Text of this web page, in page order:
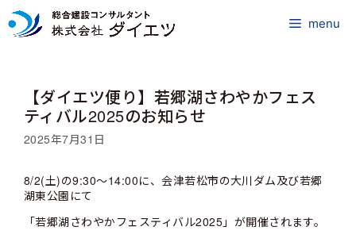
コ
ン
menu
【ダイエツ便り】若郷湖さわやかフェス
ティバル2025のお知らせ
2025年7月31日
8/2(土)の9:30～14:00に、会津若松市の大川ダム及び若郷
湖東公園にて
「若郷湖さわやかフェスティバル2025」が開催されます。